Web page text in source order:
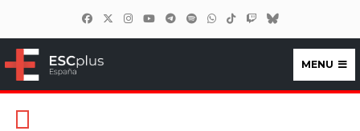
ESCplus España
MENU